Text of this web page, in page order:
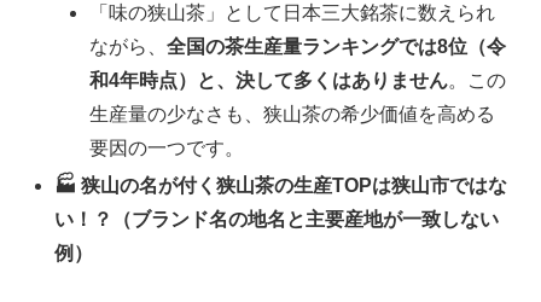
「味の狭山茶」として日本三大銘茶に数えられ
ながら、全国の茶生産量ランキングでは8位（令
和4年時点）と、決して多くはありません。この
生産量の少なさも、狭山茶の希少価値を高める
要因の一つです。
🏭 狭山の名が付く狭山茶の生産TOPは狭山市ではな
い！？（ブランド名の地名と主要産地が一致しない
例）